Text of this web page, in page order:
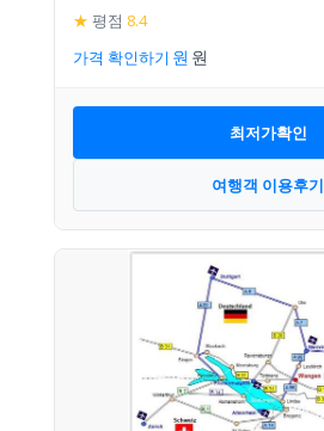
★ 평점 8.4
가격 확인하기
최저가확인
여행객 이용후기